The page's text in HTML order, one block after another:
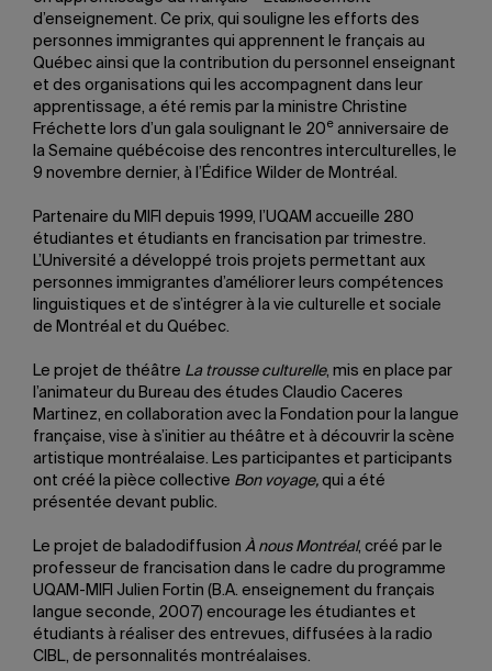
d’enseignement. Ce prix, qui souligne les efforts des
personnes immigrantes qui apprennent le français au
Québec ainsi que la contribution du personnel enseignant
et des organisations qui les accompagnent dans leur
apprentissage, a été remis par la ministre Christine
Fréchette lors d’un gala soulignant le 20 e anniversaire de
la Semaine québécoise des rencontres interculturelles, le
9 novembre dernier, à l’Édifice Wilder de Montréal.
Partenaire du MIFI depuis 1999, l’UQAM accueille 280
étudiantes et étudiants en francisation par trimestre.
L’Université a développé trois projets permettant aux
personnes immigrantes d’améliorer leurs compétences
linguistiques et de s’intégrer à la vie culturelle et sociale
de Montréal et du Québec.
Le projet de théâtre La trousse culturelle, mis en place par
l’animateur du Bureau des études Claudio Caceres
Martinez, en collaboration avec la Fondation pour la langue
française, vise à s’initier au théâtre et à découvrir la scène
artistique montréalaise. Les participantes et participants
ont créé la pièce collective Bon voyage, qui a été
présentée devant public.
Le projet de baladodiffusion À nous Montréal, créé par le
professeur de francisation dans le cadre du programme
UQAM-MIFI Julien Fortin (B.A. enseignement du français
langue seconde, 2007) encourage les étudiantes et
étudiants à réaliser des entrevues, diffusées à la radio
CIBL, de personnalités montréalaises.